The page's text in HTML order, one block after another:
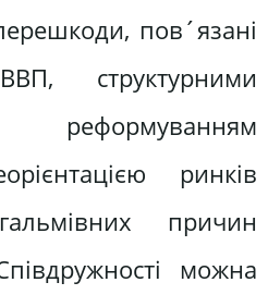
пов´язані
структурними
реформуванням
ринків
причин
можна